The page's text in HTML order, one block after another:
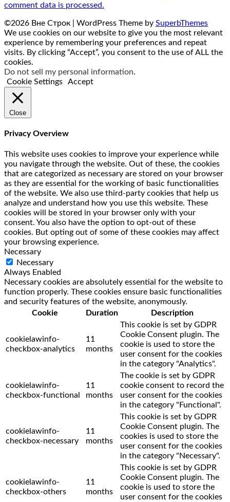
comment data is processed.
©2026 Вне Строк | WordPress Theme by SuperbThemes
We use cookies on our website to give you the most relevant
experience by remembering your preferences and repeat
visits. By clicking “Accept”, you consent to the use of ALL the
cookies.
Do not sell my personal information.
Cookie Settings
Accept
Close
Privacy Overview
This website uses cookies to improve your experience while
you navigate through the website. Out of these, the cookies
that are categorized as necessary are stored on your browser
as they are essential for the working of basic functionalities
of the website. We also use third-party cookies that help us
analyze and understand how you use this website. These
cookies will be stored in your browser only with your
consent. You also have the option to opt-out of these
cookies. But opting out of some of these cookies may affect
your browsing experience.
Necessary
Necessary
Always Enabled
Necessary cookies are absolutely essential for the website to
function properly. These cookies ensure basic functionalities
and security features of the website, anonymously.
Cookie
Duration Description
cookielawinfo-
checkbox-analytics
11
months
This cookie is set by GDPR
Cookie Consent plugin. The
cookie is used to store the
user consent for the cookies
in the category "Analytics".
cookielawinfo-
checkbox-functional
11
months
The cookie is set by GDPR
cookie consent to record the
user consent for the cookies
in the category "Functional".
cookielawinfo-
checkbox-necessary
11
months
This cookie is set by GDPR
Cookie Consent plugin. The
cookies is used to store the
user consent for the cookies
in the category "Necessary".
cookielawinfo-
checkbox-others
11
months
This cookie is set by GDPR
Cookie Consent plugin. The
cookie is used to store the
user consent for the cookies